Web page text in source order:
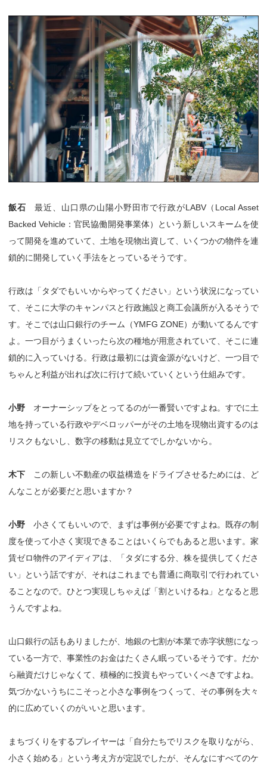
飯石 最近、山口県の山陽小野田市で行政がLABV（Local Asset
Backed Vehicle：官民協働開発事業体）という新しいスキームを使
って開発を進めていて、土地を現物出資して、いくつかの物件を連
鎖的に開発していく手法をとっているそうです。
行政は「タダでもいいからやってください」という状況になってい
て、そこに大学のキャンパスと行政施設と商工会議所が入るそうで
す。そこでは山口銀行のチーム（YMFG ZONE）が動いてるんです
よ。一つ目がうまくいったら次の種地が用意されていて、そこに連
鎖的に入っていける。行政は最初には資金源がないけど、一つ目で
ちゃんと利益が出れば次に行けて続いていくという仕組みです。
小野 オーナーシップをとってるのが一番賢いですよね。すでに土
地を持っている行政やデベロッパーがその土地を現物出資するのは
リスクもないし、数字の移動は見立てでしかないから。
木下 この新しい不動産の収益構造をドライブさせるためには、ど
んなことが必要だと思いますか？
小野 小さくてもいいので、まずは事例が必要ですよね。既存の制
度を使って小さく実現できることはいくらでもあると思います。家
賃ゼロ物件のアイディアは、「タダにする分、株を提供してくださ
い」という話ですが、それはこれまでも普通に商取引で行われてい
ることなので。ひとつ実現しちゃえば「割といけるね」となると思
うんですよね。
山口銀行の話もありましたが、地銀の七割が本業で赤字状態になっ
ている一方で、事業性のお金はたくさん眠っているそうです。だか
ら融資だけじゃなくて、積極的に投資もやっていくべきですよね。
気づかないうちにこそっと小さな事例をつくって、その事例を大々
的に広めていくのがいいと思います。
まちづくりをするプレイヤーは「自分たちでリスクを取りながら、
小さく始める」という考え方が定説でしたが、そんなにすべてのケ